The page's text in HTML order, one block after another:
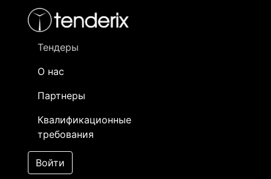
Тендеры
О нас
Партнеры
Квалификационные
требования
Войти
- активный лот
- сохраненный лот (не опубликован)
Закупка: Перевозка
г. Алматы - г.
Костанай. Тендер не
продлевается!
Заканчивается в